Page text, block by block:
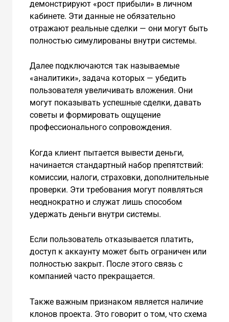
демонстрируют «рост прибыли» в личном
кабинете. Эти данные не обязательно
отражают реальные сделки — они могут быть
полностью симулированы внутри системы.
Далее подключаются так называемые
«аналитики», задача которых — убедить
пользователя увеличивать вложения. Они
могут показывать успешные сделки, давать
советы и формировать ощущение
профессионального сопровождения.
Когда клиент пытается вывести деньги,
начинается стандартный набор препятствий:
комиссии, налоги, страховки, дополнительные
проверки. Эти требования могут появляться
неоднократно и служат лишь способом
удержать деньги внутри системы.
Если пользователь отказывается платить,
доступ к аккаунту может быть ограничен или
полностью закрыт. После этого связь с
компанией часто прекращается.
Также важным признаком является наличие
клонов проекта. Это говорит о том, что схема